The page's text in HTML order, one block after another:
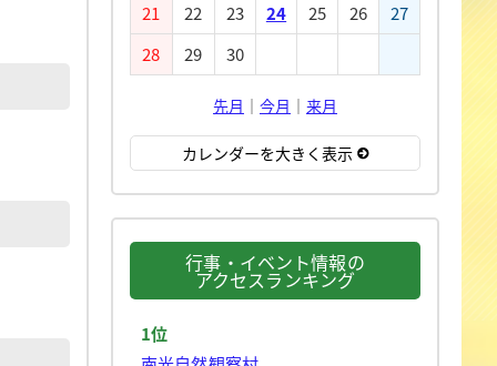
21
22 23 24 25 26
27
28
29 30
先月 ｜ 今月 ｜ 来月
カレンダーを大きく表示
行事・イベント情報の
アクセスランキング
1位